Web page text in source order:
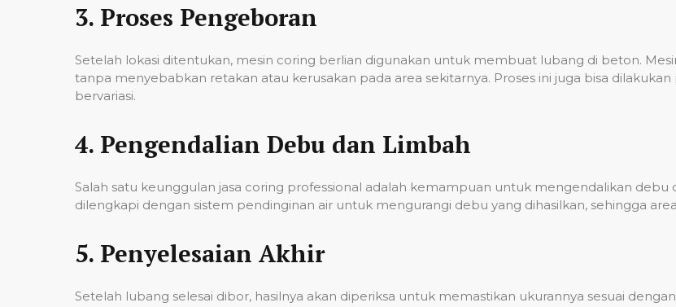
3. Proses Pengeboran
Setelah lokasi ditentukan, mesin coring berlian digunakan untuk membuat lubang di beton.
tanpa menyebabkan retakan atau kerusakan pada area sekitarnya. Proses ini juga bisa
bervariasi.
4. Pengendalian Debu dan Limbah
Salah satu keunggulan jasa coring professional adalah kemampuan untuk mengendalikan
dilengkapi dengan sistem pendinginan air untuk mengurangi debu yang dihasilkan, sehingga
5. Penyelesaian Akhir
Setelah lubang selesai dibor, hasilnya akan diperiksa untuk memastikan ukurannya sesuai